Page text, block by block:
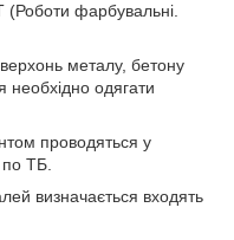
фарбувальні.
металу, бетону
одягати
проводяться у
по ТБ.
визначається входять